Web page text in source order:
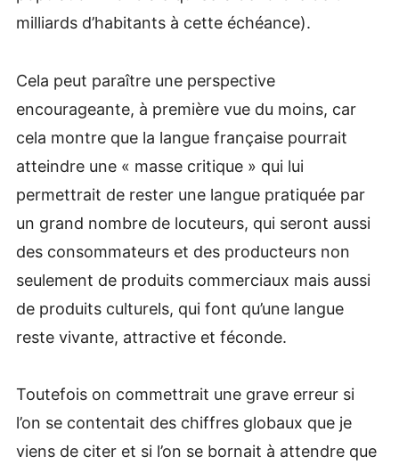
milliards d’habitants à cette échéance).
Cela peut paraître une perspective
encourageante, à première vue du moins, car
cela montre que la langue française pourrait
atteindre une « masse critique » qui lui
permettrait de rester une langue pratiquée par
un grand nombre de locuteurs, qui seront aussi
des consommateurs et des producteurs non
seulement de produits commerciaux mais aussi
de produits culturels, qui font qu’une langue
reste vivante, attractive et féconde.
Toutefois on commettrait une grave erreur si
l’on se contentait des chiffres globaux que je
viens de citer et si l’on se bornait à attendre que